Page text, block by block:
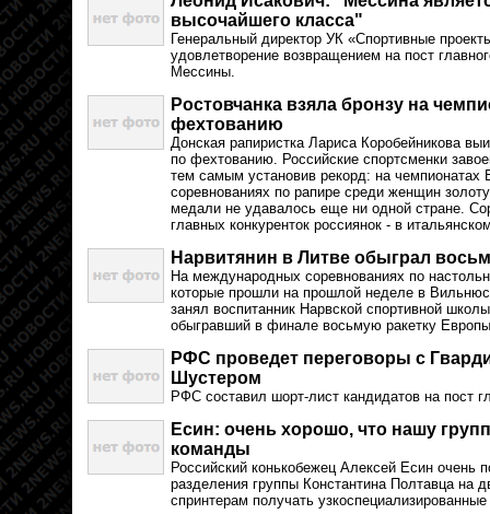
высочайшего класса"
Генеральный директор УК «Спортивные
удовлетворение возвращением на пост
Мессины.
Ростовчанка взяла бронзу на
фехтованию
Донская рапиристка Лариса Коробейникова
по фехтованию. Российские спортсменки
тем самым установив рекорд: на чемпионатах
соревнованиях по рапире среди женщин
медали не удавалось еще ни одной стране.
главных конкуренток россиянок - в
Нарвитянин в Литве обыграл
На международных соревнованиях по
которые прошли на прошлой неделе в
занял воспитанник Нарвской спортивной
обыгравший в финале восьмую ракетку
РФС проведет переговоры с
Шустером
РФС составил шорт-лист кандидатов на пост
Есин: очень хорошо, что нашу
команды
Российский конькобежец Алексей Есин очень
разделения группы Константина Полтавца на
спринтерам получать